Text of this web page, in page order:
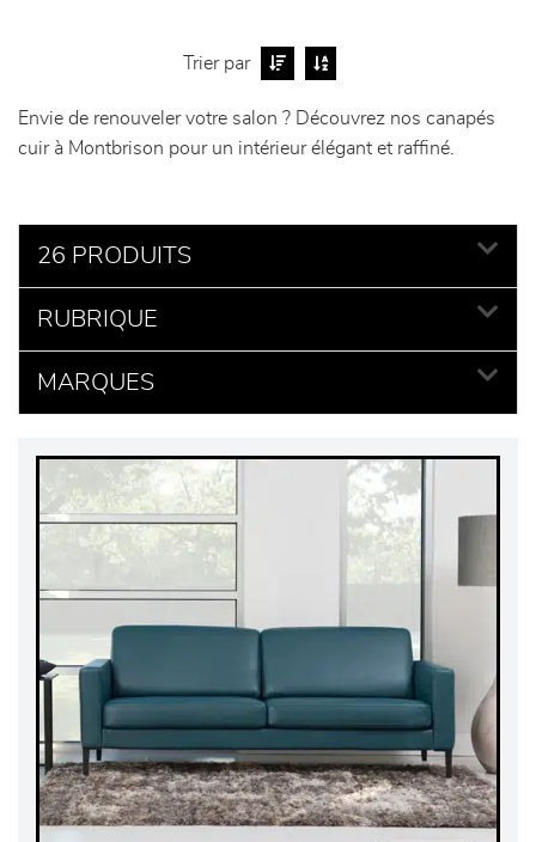
Trier par
Envie de renouveler votre salon ? Découvrez nos canapés
cuir à Montbrison pour un intérieur élégant et raffiné.
26 PRODUITS
RUBRIQUE
MARQUES